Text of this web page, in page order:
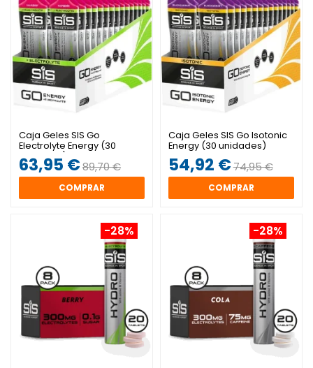
Caja Geles SIS Go
Electrolyte Energy (30
unidades)
63,95 €89,70 €
COMPRAR
Caja Geles SIS Go Isotonic
Energy (30 unidades)
54,92 €74,95 €
COMPRAR
-28% -28%